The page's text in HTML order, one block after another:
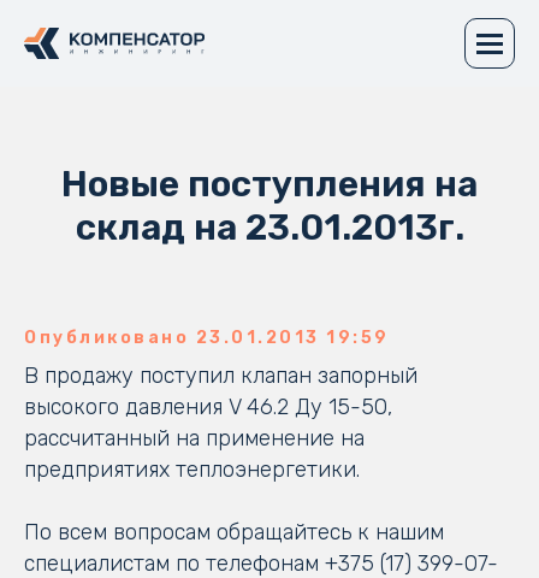
Новые поступления на
склад на 23.01.2013г.
Опубликовано 23.01.2013 19:59
В продажу поступил клапан запорный
высокого давления V 46.2 Ду 15-50,
рассчитанный на применение на
предприятиях теплоэнергетики.
По всем вопросам обращайтесь к нашим
специалистам по телефонам +375 (17) 399-07-